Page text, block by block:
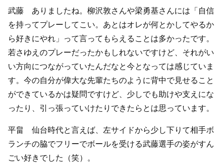
武藤 ありましたね。柳沢敦さんや梁勇基さんには「自信
を持ってプレーしてこい。あとはオレが何とかしてやるか
ら好きにやれ」って言ってもらえることは多かったです。
若さゆえのプレーだったかもしれないですけど、それがい
い方向につながっていたんだなと今となっては感じていま
す。今の自分が偉大な先輩たちのように背中で見せること
ができているかは疑問ですけど、少しでも助けや支えにな
ったり、引っ張っていけたりできたらとは思っています。
平畠 仙台時代と言えば、左サイドから少し下りて相手ボ
ランチの脇でフリーでボールを受ける武藤選手の姿がすん
ごい好きでした（笑）。